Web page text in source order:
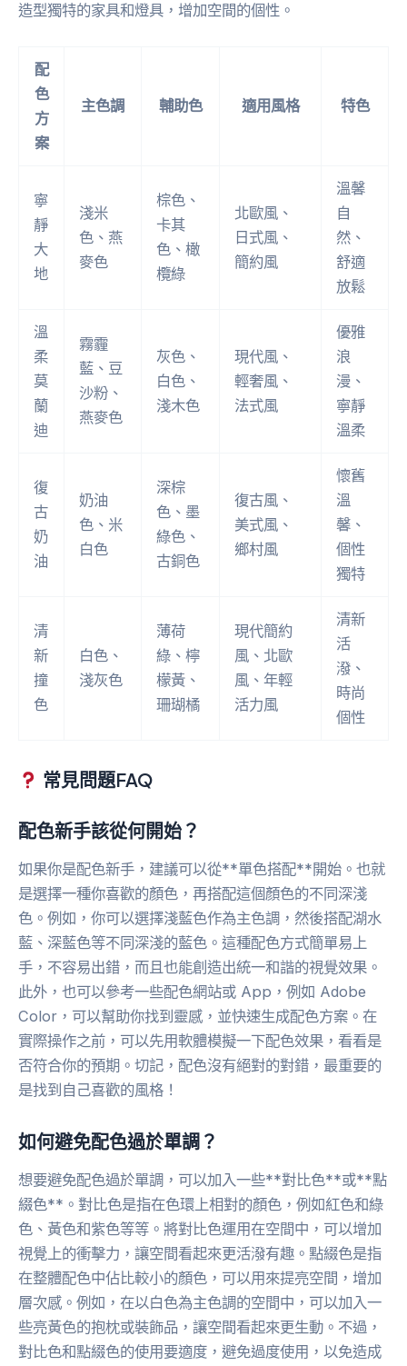
造型獨特的家具和燈具，增加空間的個性。
配
色
方
案
主色調 輔助色 適用風格 特色
寧
靜
大
地
淺米
色、燕
麥色
棕色、
卡其
色、橄
欖綠
北歐風、
日式風、
簡約風
溫馨
自
然、
舒適
放鬆
溫
柔
莫
蘭
迪
霧霾
藍、豆
沙粉、
燕麥色
灰色、
白色、
淺木色
現代風、
輕奢風、
法式風
優雅
浪
漫、
寧靜
溫柔
復
古
奶
油
奶油
色、米
白色
深棕
色、墨
綠色、
古銅色
復古風、
美式風、
鄉村風
懷舊
溫
馨、
個性
獨特
清
新
撞
色
白色、
淺灰色
薄荷
綠、檸
檬黃、
珊瑚橘
現代簡約
風、北歐
風、年輕
活力風
清新
活
潑、
時尚
個性
常見問題FAQ
配色新手該從何開始？
如果你是配色新手，建議可以從**單色搭配**開始。也就
是選擇一種你喜歡的顏色，再搭配這個顏色的不同深淺
色。例如，你可以選擇淺藍色作為主色調，然後搭配湖水
藍、深藍色等不同深淺的藍色。這種配色方式簡單易上
手，不容易出錯，而且也能創造出統一和諧的視覺效果。
此外，也可以參考一些配色網站或 App，例如 Adobe
Color，可以幫助你找到靈感，並快速生成配色方案。在
實際操作之前，可以先用軟體模擬一下配色效果，看看是
否符合你的預期。切記，配色沒有絕對的對錯，最重要的
是找到自己喜歡的風格！
如何避免配色過於單調？
想要避免配色過於單調，可以加入一些**對比色**或**點
綴色**。對比色是指在色環上相對的顏色，例如紅色和綠
色、黃色和紫色等等。將對比色運用在空間中，可以增加
視覺上的衝擊力，讓空間看起來更活潑有趣。點綴色是指
在整體配色中佔比較小的顏色，可以用來提亮空間，增加
層次感。例如，在以白色為主色調的空間中，可以加入一
些亮黃色的抱枕或裝飾品，讓空間看起來更生動。不過，
對比色和點綴色的使用要適度，避免過度使用，以免造成